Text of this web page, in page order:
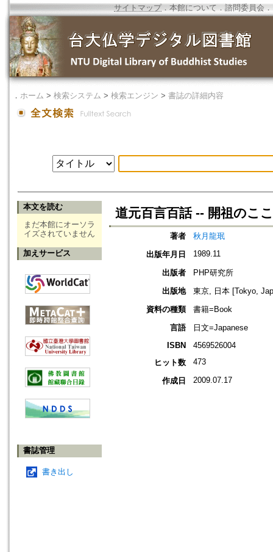
サイトマップ．本館について ． 諮問委員会 ．
． ホーム > 検索システム > 検索エンジン > 書誌の詳細内容
本文を読む
まだ本館にオーソラ
イズされていません
加えサービス
書誌管理
書き出し
道元百言百話 -- 開祖のこ
著者
秋月龍珉
出版年月日
1989.11
出版者
PHP研究所
出版地
東京, 日本 [Tokyo,
資料の種類
書籍=Book
言語
日文=Japanese
ISBN
4569526004
ヒット数
473
作成日 2009.07.17